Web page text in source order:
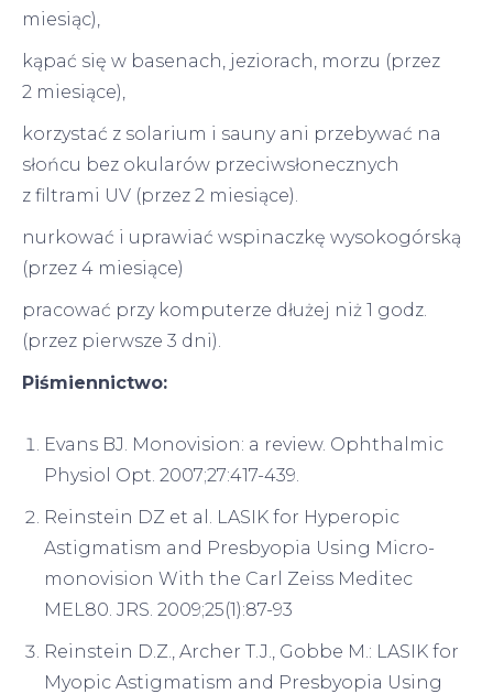
miesiąc),
kąpać się w basenach, jeziorach, morzu (przez
2 miesiące),
korzystać z solarium i sauny ani przebywać na
słońcu bez okularów przeciwsłonecznych
z filtrami UV (przez 2 miesiące).
nurkować i uprawiać wspinaczkę wysokogórską
(przez 4 miesiące)
pracować przy komputerze dłużej niż 1 godz.
(przez pierwsze 3 dni).
Piśmiennictwo:
Evans BJ. Monovision: a review. Ophthalmic
Physiol Opt. 2007;27:417-439.
Reinstein DZ et al. LASIK for Hyperopic
Astigmatism and Presbyopia Using Micro-
monovision With the Carl Zeiss Meditec
MEL80. JRS. 2009;25(1):87-93
Reinstein D.Z., Archer T.J., Gobbe M.: LASIK for
Myopic Astigmatism and Presbyopia Using